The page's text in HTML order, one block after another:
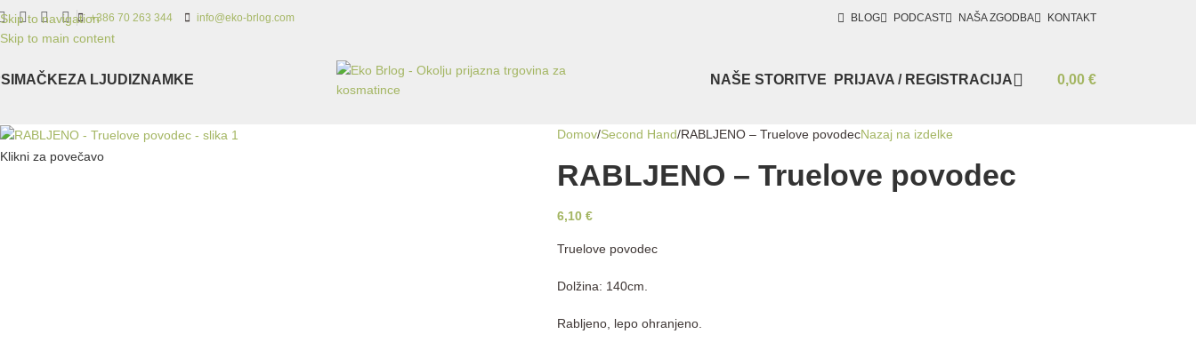
Skip to navigation
Skip to main content
+386 70 263 344 info@eko-brlog.com BLOG PODCAST NAŠA ZGODBA KONTAKT
MAČKEZA LJUDI ZNAMKE NAŠE STORITVE PRIJAVA / REGISTRACIJA 0,00 €
Klikni za povečavo
Domov Second Hand RABLJENO – Truelove povodecNazaj na izdelke
RABLJENO – Truelove povodec
6,10 €
Truelove povodec
Dolžina: 140cm.
Rabljeno, lepo ohranjeno.